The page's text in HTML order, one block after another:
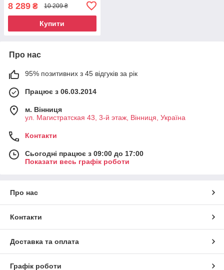
8 289 ₴ 10 209 ₴
Купити
Про нас
95% позитивних з 45 відгуків за рік
Працює з 06.03.2014
м. Вінниця
ул. Магистратская 43, 3-й этаж, Вінниця, Україна
Контакти
Сьогодні працює з 09:00 до 17:00
Показати весь графік роботи
Про нас
Контакти
Доставка та оплата
Графік роботи